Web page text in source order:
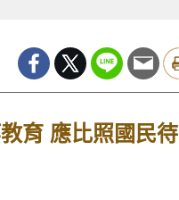
育 應比照國民待